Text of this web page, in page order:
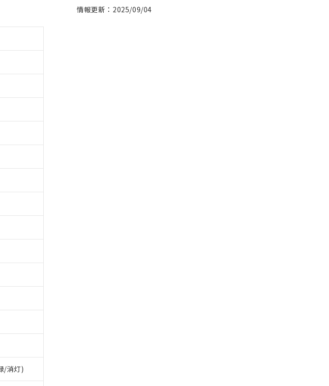
情報更新：2025/09/04
/消灯)
製品に切り替える予定のある商品です。
応の商品で、対応品を出す予定はありません。